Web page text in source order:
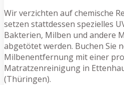
Wir verzichten auf chemische
setzen stattdessen spezielles
Bakterien, Milben und andere
abgetötet werden. Buchen Sie
Milbenentfernung mit einer
Matratzenreinigung in
(Thüringen).